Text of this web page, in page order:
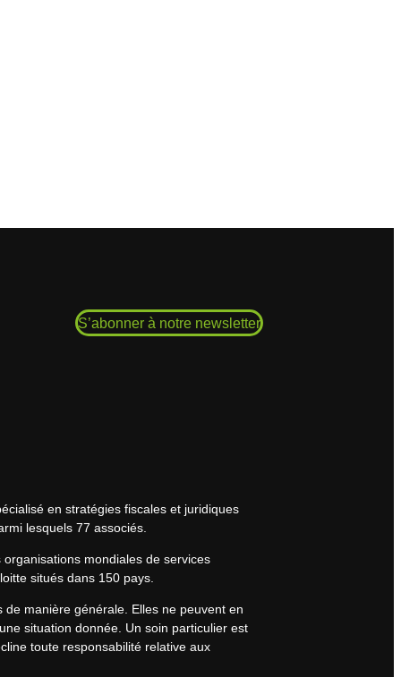
S’abonner à notre newsletter
en stratégies fiscales et juridiques
lesquels 77 associés.
mondiales de services
situés dans 150 pays.
manière générale. Elles ne peuvent en
situation donnée. Un soin particulier est
toute responsabilité relative aux